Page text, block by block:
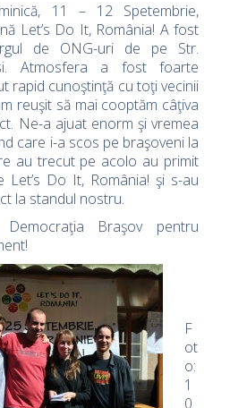
11 – 12 Spetembrie,
Let’s Do It, România! A fost
de ONG-uri de pe Str.
Atmosfera a fost foarte
rapid cunoştinţă cu toţi vecinii
reuşit să mai cooptăm câţiva
Ne-a ajuat enorm şi vremea
care i-a scos pe braşoveni la
au trecut pe acolo au primit
Let’s Do It, România! şi s-au
la standul nostru.
Braşov pentru
F
ot
o:
1
0